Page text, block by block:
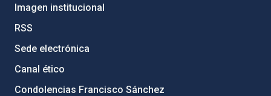
Imagen institucional
RSS
Sede electrónica
Canal ético
Condolencias Francisco Sánchez